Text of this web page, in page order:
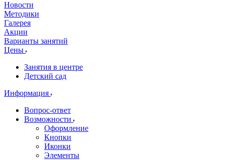
Новости
Методики
Галерея
Акции
Варианты занятий
Цены
Занятия в центре
Детский сад
Информация
Вопрос-ответ
Возможности
Оформление
Кнопки
Иконки
Элементы